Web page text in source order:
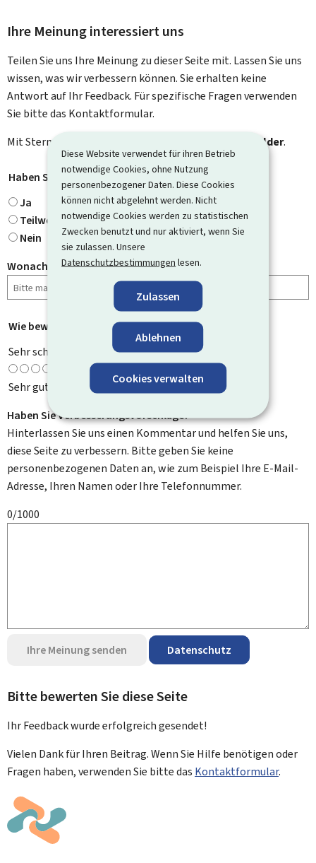
Diese Website verwendet für ihren Betrieb
notwendige Cookies, ohne Nutzung
personenbezogener Daten. Diese Cookies
können nicht abgelehnt werden. Nicht
notwendige Cookies werden zu statistischen
Zwecken benutzt und nur aktiviert, wenn Sie
sie zulassen. Unsere
Datenschutzbestimmungen lesen.
Zulassen
Ablehnen
Cookies verwalten
Ihre Meinung interessiert uns
Teilen Sie uns Ihre Meinung zu dieser Seite mit. Lassen Sie uns
wissen, was wir verbessern können. Sie erhalten keine
Antwort auf Ihr Feedback. Für spezifische Fragen verwenden
Sie bitte das Kontaktformular.
Mit Stern gekennzeichnete Felder (
Pflichtfelder.
Haben Sie gefunden, wonach Sie gesucht haben?
Ja
Teilweise
Nein
Wonach haben Sie gesucht?
Wie bewerten Sie diese Seite? *
Sehr schlecht
Sehr gut
Haben Sie Verbesserungsvorschläge?
Hinterlassen Sie uns einen Kommentar und helfen Sie uns,
diese Seite zu verbessern. Bitte geben Sie keine
personenbezogenen Daten an, wie zum Beispiel Ihre E-Mail-
Adresse, Ihren Namen oder Ihre Telefonnummer.
0/1000
Ihre Meinung senden Datenschutz
Bitte bewerten Sie diese Seite
Ihr Feedback wurdeerfolgreichgesendet!
Vielen Dank für Ihren Beitrag. Wenn Sie Hilfe benötigen oder
Fragen haben, verwenden Sie bitte das Kontaktformular.